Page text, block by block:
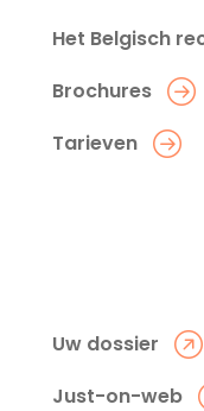
Het Belgisch
Brochures
Tarieven
Uw dossier
Just-on-web